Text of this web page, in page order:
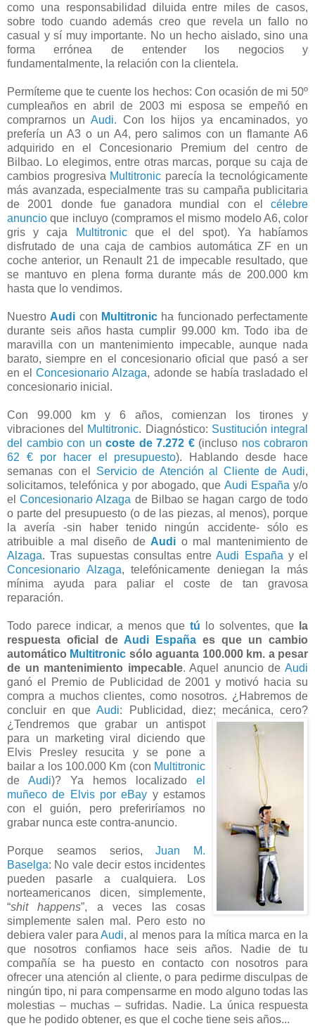
como una responsabilidad diluida entre miles de casos,
sobre todo cuando además creo que revela un fallo no
casual y sí muy importante. No un hecho aislado, sino una
forma errónea de entender los negocios y
fundamentalmente, la relación con la clientela.
Permíteme que te cuente los hechos: Con ocasión de mi 50º
cumpleaños en abril de 2003 mi esposa se empeñó en
comprarnos un Audi. Con los hijos ya encaminados, yo
prefería un A3 o un A4, pero salimos con un flamante A6
adquirido en el Concesionario Premium del centro de
Bilbao. Lo elegimos, entre otras marcas, porque su caja de
cambios progresiva Multitronic parecía la tecnológicamente
más avanzada, especialmente tras su campaña publicitaria
de 2001 donde fue ganadora mundial con el célebre
anuncio que incluyo (compramos el mismo modelo A6, color
gris y caja
Multitronicque el del spot). Ya habíamos
disfrutado de una caja de cambios automática ZF en un
coche anterior, un Renault 21 de impecable resultado, que
se mantuvo en plena forma durante más de 200.000 km
hasta que lo vendimos.
Nuestro Audi con Multitronic ha funcionado perfectamente
durante seis años hasta cumplir 99.000 km. Todo iba de
maravilla con un mantenimiento impecable, aunque nada
barato, siempre en el concesionario oficial que pasó a ser
en elConcesionario Alzaga, adonde se había trasladado el
concesionario inicial.
Con 99.000 km y 6 años, comienzan los tirones y
vibraciones del Multitronic. Diagnóstico: Sustitución integral
del cambio con un coste de 7.272 €(incluso nos cobraron
62 € por hacer el presupuesto). Hablando desde hace
semanas con el Servicio de Atención al Cliente de Audi,
solicitamos, telefónica y por abogado, que Audi España y/o
elConcesionario Alzaga de Bilbao se hagan cargo de todo
o parte del presupuesto (o de las piezas, al menos), porque
la avería -sin haber tenido ningún accidente- sólo es
atribuible a mal diseño de Audi o mal mantenimiento de
Alzaga. Tras supuestas consultas entreAudi España y el
Concesionario Alzaga, telefónicamente deniegan la más
mínima ayuda para paliar el coste de tan gravosa
reparación.
Todo parece indicar, a menos quetú lo solventes, que
la
respuesta oficial de Audi España es que un cambio
automático Multitronic sólo aguanta 100.000 km. a pesar
de un mantenimiento impecable. Aquel anuncio deAudi
ganó el Premio de Publicidad de 2001 y motivó hacia su
compra a muchos clientes, como nosotros. ¿Habremos de
concluir en queAudi: Publicidad, diez; mecánica, cero?
¿Tendremos que grabar un antispot
para un marketing viral diciendo que
Elvis Presley resucita y se pone a
bailar a los 100.000 Km (con Multitronic
de Audi)? Ya hemos localizado el
muñeco de Elvis por eBay y estamos
con el guión, pero preferiríamos no
grabar nunca este contra-anuncio.
Porque seamos serios,Juan M.
Baselga: No vale decir estos incidentes
pueden pasarle a cualquiera. Los
norteamericanos dicen, simplemente,
“shit happens”, a veces las cosas
simplemente salen mal. Pero esto no
debiera valer paraAudi, al menos para la mítica marca en la
que nosotros confiamos hace seis años. Nadie de tu
compañía se ha puesto en contacto con nosotros para
ofrecer una atención al cliente, o para pedirme disculpas de
ningún tipo, ni para compensarme en modo alguno todas las
molestias – muchas – sufridas. Nadie. La única respuesta
que he podido obtener, es que el coche tiene seis años...